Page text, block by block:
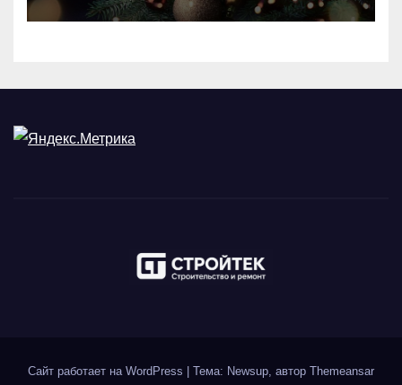
Сайт работает на WordPress Тема: Newsup, автор Themeansar